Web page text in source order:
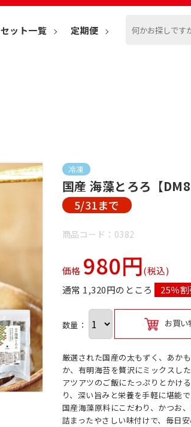
セット一覧 定期便
冷凍
国産 海藻とろろ【
5/31まで
商品コード：0382
価格 980円(税込)
通常 1,320円のところ
25％割
数量： お買い
厳選された国産の太もずく、あか
か、有明海苔を贅沢にミックスした
アツアツのご飯にたっぷりとかけ
り、深い旨みと栄養を手軽に堪能で
国産海藻原料にこだわり、かつお
詰まったやさしい味付けで、毎日